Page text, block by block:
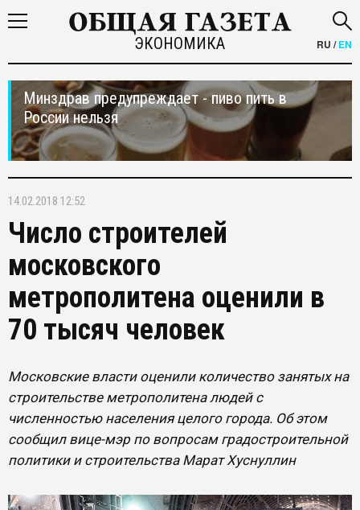
ЭКОНОМИКА RU /EN
Минздрав предупреждает - пиво пить в
России нельзя
14.02.2018 12:52
Число строителей
московского
метрополитена оценили в
70 тысяч человек
Московские власти оценили количество занятых на
строительстве метрополитена людей с
численностью населения целого города. Об этом
сообщил вице-мэр по вопросам градостроительной
политики и строительства Марат Хуснуллин